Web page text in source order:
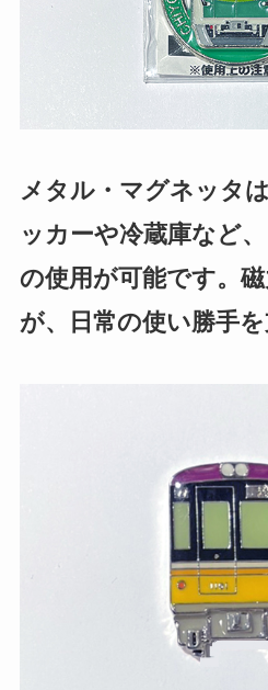
メタル・マグネッタ
ッカーや冷蔵庫など
の使用が可能です。
が、日常の使い勝手を